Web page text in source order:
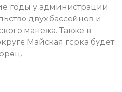
годы у администрации
двух бассейнов и
манежа. Также в
Майская горка будет